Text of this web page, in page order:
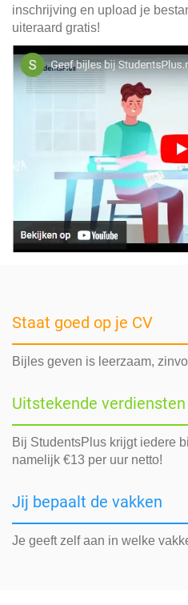
inschrijving en upload je
uiteraard gratis!
Staat goed op je CV
Bijles geven is leerzaam,
Uitstekende verdiensten
Bij StudentsPlus krijgt iedere
namelijk €13 per uur netto!
Jij bepaalt de vakken
Je geeft zelf aan in welke